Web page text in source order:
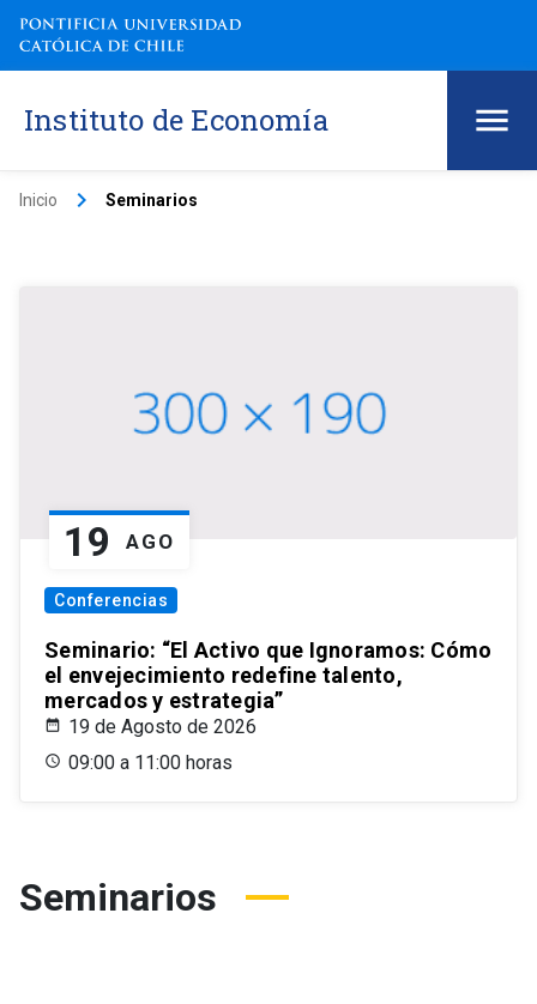
Instituto de Economía
Inicio keyboard_arrow_right Seminarios
19 AGO
Conferencias
Seminario: “El Activo que Ignoramos: Cómo
el envejecimiento redefine talento,
mercados y estrategia”
19 de Agosto de 2026
09:00 a 11:00 horas
Seminarios